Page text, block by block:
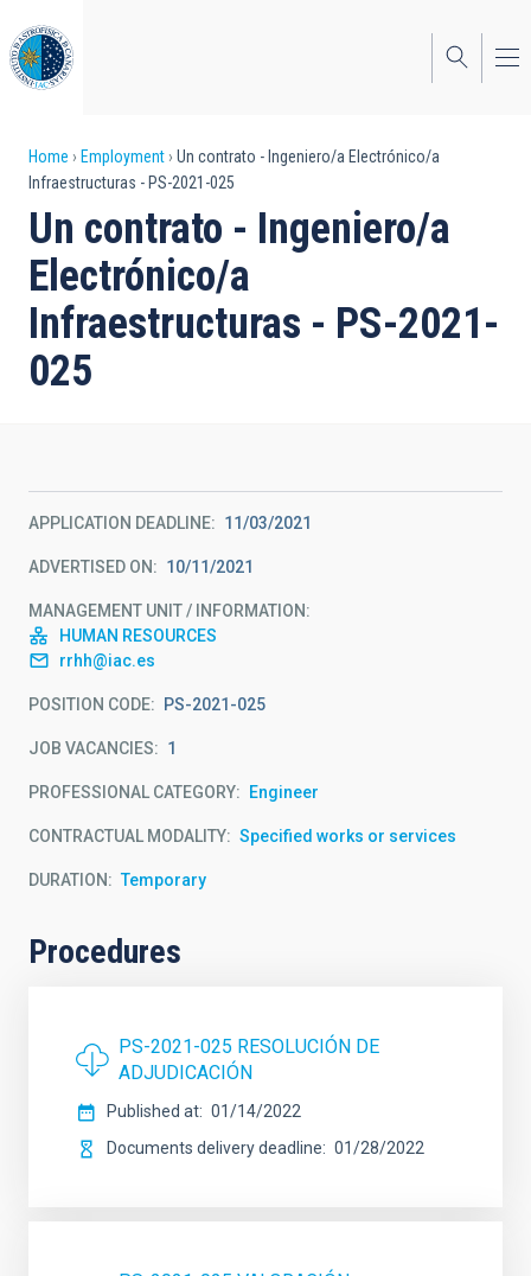
to
main
content
Breadcrumb
Home Employment
Un contrato - Ingeniero/a Electrónico/a
Infraestructuras - PS-2021-025
Un contrato - Ingeniero/a
Electrónico/a
Infraestructuras - PS-2021-
025
APPLICATION DEADLINE 11/03/2021
ADVERTISED ON 10/11/2021
MANAGEMENT UNIT / INFORMATION
HUMAN RESOURCES
rrhh@iac.es
POSITION CODE PS-2021-025
JOB VACANCIES 1
PROFESSIONAL CATEGORY Engineer
CONTRACTUAL MODALITY Specified works or services
DURATION Temporary
Procedures
PS-2021-025 RESOLUCIÓN DE
ADJUDICACIÓN
Published at
01/14/2022
Documents delivery deadline
01/28/2022